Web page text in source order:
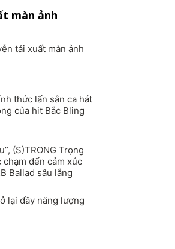
màn ảnh
tái xuất màn ảnh
thức lấn sân ca hát
của hit Bắc Bling
(S)TRONG Trọng
đến cảm xúc
Ballad sâu lắng
lại đầy năng lượng